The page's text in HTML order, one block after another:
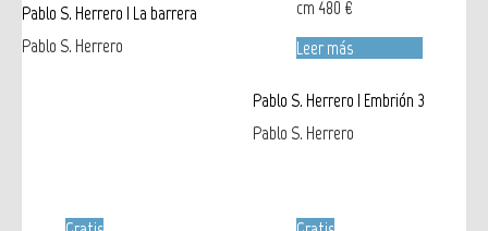
Pablo S. Herrero | La barrera
Pablo S. Herrero
Leer más
Pablo S. Herrero | Embrión 3
Pablo S. Herrero